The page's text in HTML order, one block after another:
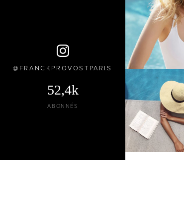
FRANCKPROVOSTPARIS
52,4k
ABONNÉS